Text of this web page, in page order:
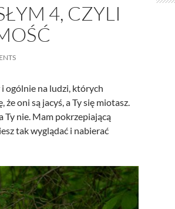
4, CZYLI
ogólnie na ludzi, których
że oni są jacyś, a Ty się miotasz.
Ty nie. Mam pokrzepiającą
tak wyglądać i nabierać